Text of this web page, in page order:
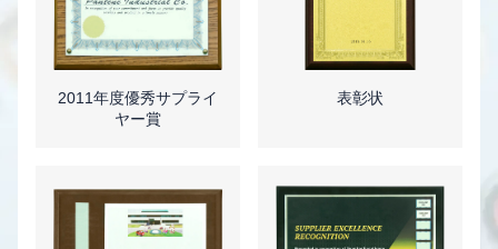
2011年度優秀サプライ
ヤー賞
表彰状